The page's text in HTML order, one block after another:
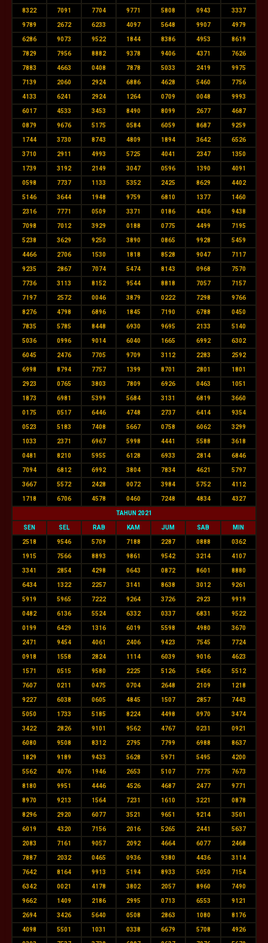
8322 7091 7704 9771 5808 0943 3337
9789 2672 6233 4097 5648 9907 4979
6286 9073 9522 1844 8386 4953 8619
7829 7956 8882 9378 9406 4371 7626
7883 4663 0408 7878 5033 2419 9975
7139 2060 2924 6886 4628 5460 7756
4133 6241 2924 1264 0709 0048 9993
6017 4533 3453 8490 8099 2677 4687
0879 9676 5175 0584 6059 8687 9259
1744 3730 8743 4809 1894 3642 6526
3710 2911 4993 5725 4041 2347 1350
1739 3192 2149 3047 0596 1390 4091
0598 7737 1133 5352 2425 8629 4402
5146 3644 1948 9759 6810 1377 1460
2316 7771 0509 3371 0186 4436 9438
7098 7012 3929 0188 0775 4499 7195
5238 3629 9250 3890 0865 9928 5459
4466 2706 1530 1818 8528 9047 7117
9235 2867 7074 5474 8143 0968 7570
7736 3113 8152 9544 8818 7057 7157
7197 2572 0046 3879 0222 7298 9766
8276 4798 6896 1845 7190 6788 0450
7835 5785 8448 6930 9695 2133 5140
5036 0996 9014 6040 1665 6992 6302
6045 2476 7705 9709 3112 2283 2592
6998 8794 7757 1399 8701 2801 1801
2923 0765 3803 7809 6926 0463 1051
1873 6981 5399 5684 3131 6819 3660
0175 0517 6446 4748 2737 6414 9354
0523 5183 7408 5667 0758 6062 3299
1033 2371 6967 5998 4441 5588 3618
0481 8210 5955 6128 6933 2814 6846
7094 6812 6992 3804 7834 4621 5797
3667 5572 2428 0072 3984 5752 4112
1718 6706 4578 0460 7248 4834 4327
TAHUN 2021
SEN SEL RAB KAM JUM SAB MIN
2518 9546 5709 7188 2287 0888 0362
1915 7566 8893 9861 9542 3214 4107
3341 2854 4298 0643 0872 8601 8880
6434 1322 2257 3141 8638 3012 9261
5919 5965 7222 9264 3726 2923 9919
0482 6136 5524 6332 0337 6831 9522
0199 6429 1316 6019 5598 4980 3670
2471 9454 4061 2406 9423 7545 7724
0918 1558 2824 1114 6039 9016 4623
1571 0515 9580 2225 5126 5456 5512
7607 0211 0475 0704 2648 2109 1218
9227 6038 0605 4845 1507 2857 7443
5050 1733 5185 8224 4498 0970 3474
3422 2826 9101 9562 4767 0231 0921
6080 9508 8312 2795 7799 6988 8637
1829 9189 9433 5628 5971 5495 4200
5562 4076 1946 2653 5107 7775 7673
8180 9951 4446 4526 4687 2477 9771
8970 9213 1564 7231 1610 3221 0878
8296 2920 6077 3521 9651 9214 3501
6019 4320 7156 2016 5265 2441 5637
2083 7161 9057 2092 4664 6077 2468
7887 2032 0465 0936 9380 4436 3114
7642 8164 9913 5194 8933 5050 7154
6342 0021 4178 3802 2057 8960 7490
9662 1409 2186 2995 0713 6553 9121
2694 3426 5640 0508 2863 1080 8176
4098 5501 1031 0338 6679 5708 4926